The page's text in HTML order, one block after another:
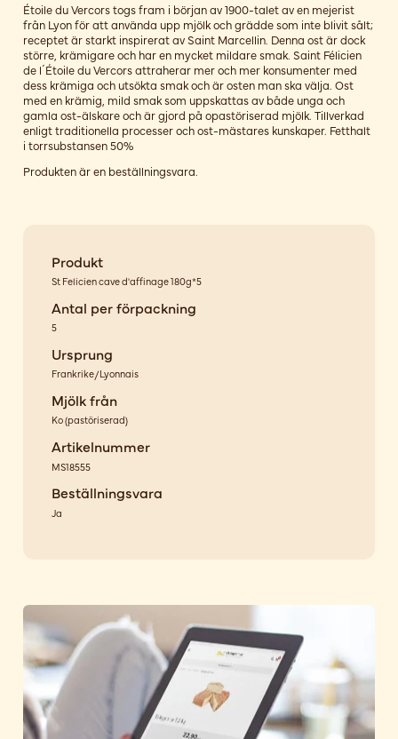
Étoile du Vercors togs fram i början av 1900-talet av en mejerist
från Lyon för att använda upp mjölk och grädde som inte blivit sålt;
receptet är starkt inspirerat av Saint Marcellin. Denna ost är dock
större, krämigare och har en mycket mildare smak. Saint Félicien
de l´Étoile du Vercors attraherar mer och mer konsumenter med
dess krämiga och utsökta smak och är osten man ska välja. Ost
med en krämig, mild smak som uppskattas av både unga och
gamla ost-älskare och är gjord på opastöriserad mjölk. Tillverkad
enligt traditionella processer och ost-mästares kunskaper. Fetthalt
i torrsubstansen 50%
Produkten är en beställningsvara.
Produkt
St Felicien cave d'affinage 180g*5
Antal per förpackning
5
Ursprung
Frankrike/Lyonnais
Mjölk från
Ko(pastöriserad)
Artikelnummer
MS18555
Beställningsvara
Ja